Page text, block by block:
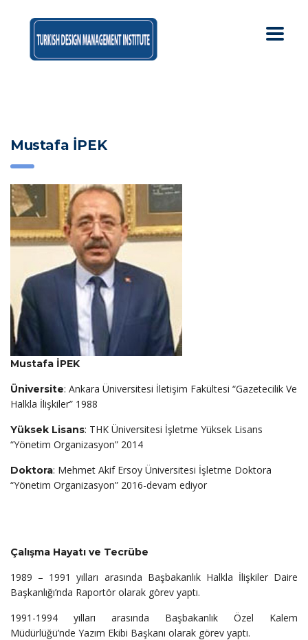
Mustafa İPEK
Mustafa İPEK
Üniversite: Ankara Üniversitesi İletişim Fakültesi “Gazetecilik Ve
Halkla İlişkiler” 1988
Yüksek Lisans: THK Üniversitesi İşletme Yüksek Lisans
“Yönetim Organizasyon” 2014
Doktora: Mehmet Akif Ersoy Üniversitesi İşletme Doktora
“Yönetim Organizasyon” 2016-devam ediyor
Çalışma Hayatı ve Tecrübe
1989 – 1991 yılları arasında Başbakanlık Halkla İlişkiler Daire
Başkanlığı’nda Raportör olarak görev yaptı.
1991-1994 yılları arasında Başbakanlık Özel Kalem
Müdürlüğü’nde Yazım Ekibi Başkanı olarak görev yaptı.